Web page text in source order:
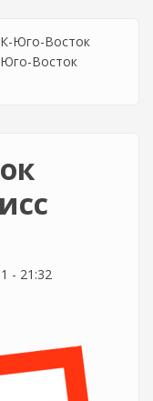
Юго-Восток
Восток
- 21:32